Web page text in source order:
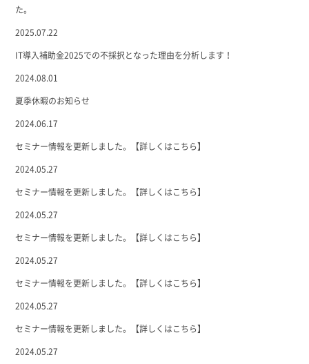
た。
2025.07.22
IT導入補助金2025での不採択となった理由を分析します！
2024.08.01
夏季休暇のお知らせ
2024.06.17
セミナー情報を更新しました。【詳しくはこちら】
2024.05.27
セミナー情報を更新しました。【詳しくはこちら】
2024.05.27
セミナー情報を更新しました。【詳しくはこちら】
2024.05.27
セミナー情報を更新しました。【詳しくはこちら】
2024.05.27
セミナー情報を更新しました。【詳しくはこちら】
2024.05.27